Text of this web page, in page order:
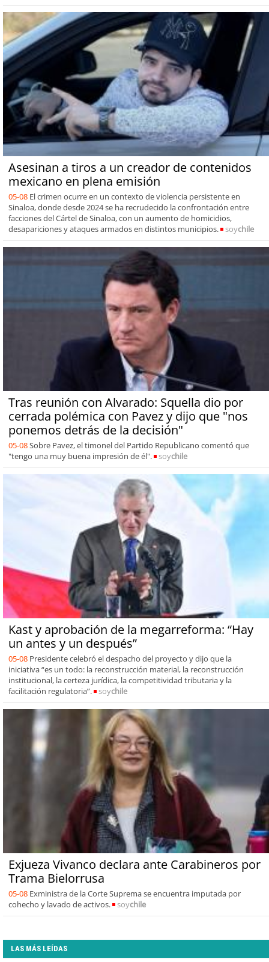
Asesinan a tiros a un creador de contenidos
mexicano en plena emisión
05-08 El crimen ocurre en un contexto de violencia persistente en
Sinaloa, donde desde 2024 se ha recrudecido la confrontación entre
facciones del Cártel de Sinaloa, con un aumento de homicidios,
desapariciones y ataques armados en distintos municipios.
soychile
Tras reunión con Alvarado: Squella dio por
cerrada polémica con Pavez y dijo que "nos
ponemos detrás de la decisión"
05-08Sobre Pavez, el timonel del Partido Republicano comentó que
"tengo una muy buena impresión de él".
soychile
Kast y aprobación de la megarreforma: “Hay
un antes y un después”
05-08 Presidente celebró el despacho del proyecto y dijo que la
iniciativa “es un todo: la reconstrucción material, la reconstrucción
institucional, la certeza jurídica, la competitividad tributaria y la
facilitación regulatoria”.
soychile
Exjueza Vivanco declara ante Carabineros por
Trama Bielorrusa
05-08 Exministra de la Corte Suprema se encuentra imputada por
cohecho y lavado de activos.
soychile
LAS MÁS LEÍDAS